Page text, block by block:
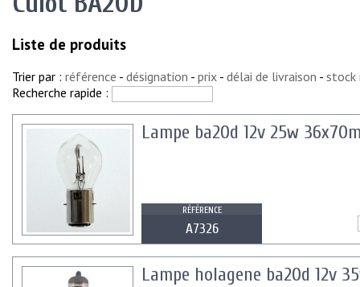
Liste de produits
Trier par : référence - désignation - prix - délai de livraison - stock
Recherche rapide :
Lampe ba20d 12v 25w
RÉFÉRENCE
A7326
Lampe holagene ba20d 12v